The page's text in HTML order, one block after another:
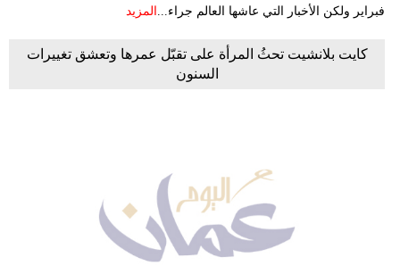
فبراير ولكن الأخبار التي عاشها العالم جراء... المزيد
كايت بلانشيت تحثُ المرأة على تقبّل عمرها وتعشق تغييرات
السنون